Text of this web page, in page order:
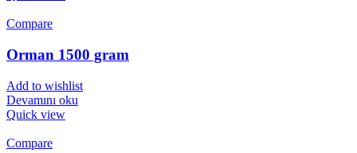
Compare
Orman 1500 gram
Add to wishlist
Devamını oku
Quick view
Compare